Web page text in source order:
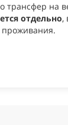
трансфер на
отдельно,
проживания.